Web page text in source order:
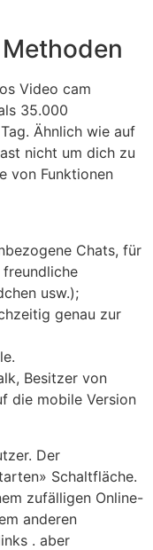
Video cam
35.000
Ähnlich wie auf
nicht um dich zu
von Funktionen
Chats, für
usw.);
genau zur
Besitzer von
die mobile Version
Der
Schaltfläche.
zufälligen Online-
anderen
. aber